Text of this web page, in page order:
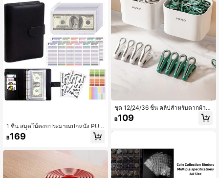
1 ชิ้น สมุดโน้ตงบประมาณปกหนัง PU
A6, พร้อมช่องซิป 8 ช่อง, แผ่นงบประมา
ณสีสันสดใส 12 แผ่น, สติกเกอร์ภาษาอัง
แบบถอดเปลี่ยนได้สำหรับบันทึกและวา
฿169
ชุด 12/24/36 ชิ้น คลิปสำหรับตากผ้าโ
ดยไม่ทิ้งร่องรอย คลิปถุงเท้าแน่น พลัง
สำหรับตะกร้าเก็บของ คลิปพลาสติกอเน
฿109